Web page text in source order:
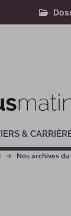
&
Nos archives